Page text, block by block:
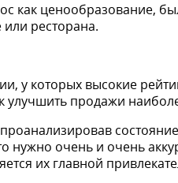
как ценообразование,
ресторана.
у которых высокие
улучшить продажи
нужно очень и очень
их главной